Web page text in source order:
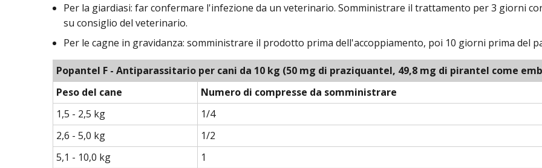
Per la giardiasi: far confermare l'infezione da un veterinario. Somministrare il trattamento per 3 giorni
su consiglio del veterinario.
Per le cagne in gravidanza: somministrare il prodotto prima dell'accoppiamento, poi 10 giorni prima del
Popantel F - Antiparassitario per cani da 10 kg (50 mg di praziquantel, 49,8 mg di pirantel come
Peso del cane
Numero di compresse da somministrare
1,5 - 2,5 kg
1/4
2,6 - 5,0 kg
1/2
5,1 - 10,0 kg
1